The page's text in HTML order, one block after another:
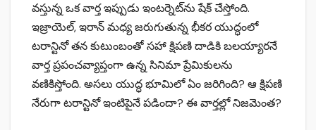
వస్తున్న ఒక వార్త ఇప్పుడు ఇంటర్నెట్‌ను షేక్ చేస్తోంది.
ఇజ్రాయెల్, ఇరాన్ మధ్య జరుగుతున్న భీకర యుద్ధంలో
టరాన్టినో తన కుటుంబంతో సహా క్షిపణి దాడికి బలయ్యారనే
వార్త ప్రపంచవ్యాప్తంగా ఉన్న సినిమా ప్రేమికులను
వణికిస్తోంది. అసలు యుద్ధ భూమిలో ఏం జరిగింది? ఆ క్షిపణి
నేరుగా టరాన్టినో ఇంటిపైనే పడిందా? ఈ వార్తల్లో నిజమెంత?